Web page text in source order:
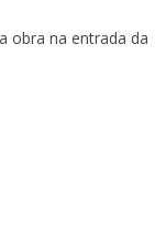
obra na entrada da